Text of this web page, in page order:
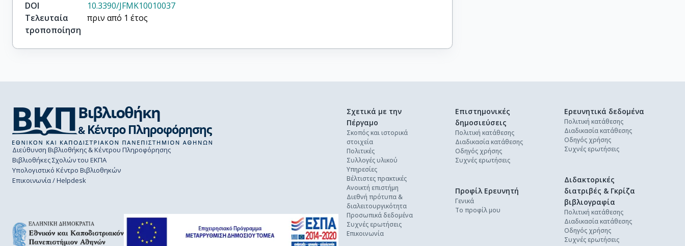
DOI
10.3390/JFMK10010037
Τελευταία
τροποποίηση
πριν από 1 έτος
Διεύθυνση Βιβλιοθήκης & Κέντρου Πληροφόρησης
Βιβλιοθήκες Σχολών του ΕΚΠΑ
Υπολογιστικό Κέντρο Βιβλιοθηκών
Επικοινωνία / Helpdesk
Σχετικά με την
Πέργαμο
Σκοπός και ιστορικά
στοιχεία
Πολιτικές
Συλλογές υλικού
Υπηρεσίες
Βέλτιστες πρακτικές
Ανοικτή επιστήμη
Διεθνή πρότυπα &
διαλειτουργικότητα
Προσωπικά δεδομένα
Συχνές ερωτήσεις
Επικοινωνία
Επιστημονικές
δημοσιεύσεις
Πολιτική κατάθεσης
Διαδικασία κατάθεσης
Οδηγός χρήσης
Συχνές ερωτήσεις
Ερευνητικά δεδομένα
Πολιτική κατάθεσης
Διαδικασία κατάθεσης
Οδηγός χρήσης
Συχνές ερωτήσεις
Διδακτορικές
διατριβές & Γκρίζα
βιβλιογραφία
Πολιτική κατάθεσης
Διαδικασία κατάθεσης
Οδηγός χρήσης
Συχνές ερωτήσεις
Προφίλ Ερευνητή
Γενικά
Το προφίλ μου